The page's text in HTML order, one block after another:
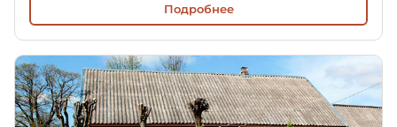
Подробнее